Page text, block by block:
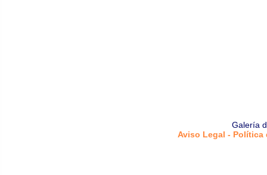
Galería
Aviso Legal -